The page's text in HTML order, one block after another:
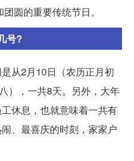
圆的重要传统节日。
号?
从2月10日（农历正月初
），一共8天。另外，大年
休息，也就意味着一共有
、最喜庆的时刻，家家户